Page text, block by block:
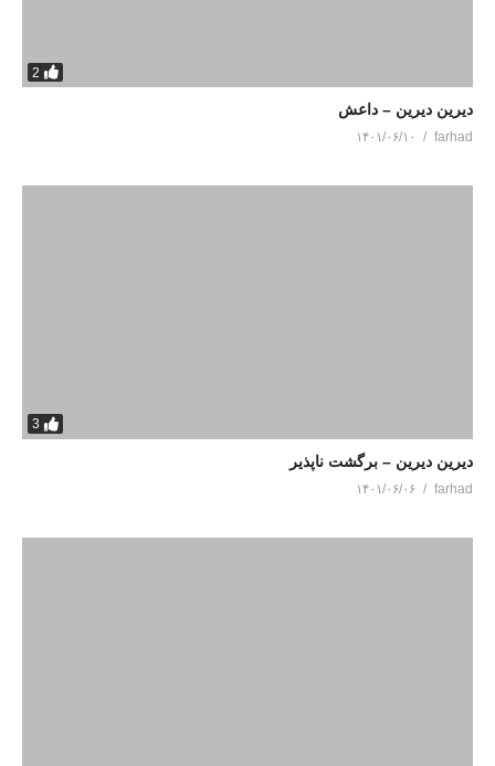
2
دیرین دیرین – داعش
farhad ۱۴۰۱/۰۶/۱۰
3
دیرین دیرین – برگشت ناپذیر
farhad ۱۴۰۱/۰۶/۰۶